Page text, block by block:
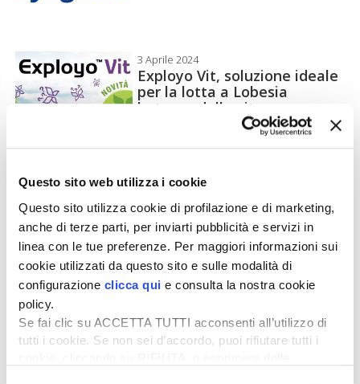
Questo sito web utilizza i cookie
Questo sito utilizza cookie di profilazione e di marketing,
anche di terze parti, per inviarti pubblicità e servizi in
linea con le tue preferenze. Per maggiori informazioni sui
cookie utilizzati da questo sito e sulle modalità di
configurazione clicca qui e consulta la nostra cookie
policy.
Se fai clic su ACCETTA TUTTI acconsenti all’utilizzo di
tutti i cookie. Se non sei d’accordo, puoi rifiutare tutti i
3 Aprile 2024
Exployo Vit, soluzione ideale
per la lotta a Lobesia
botrana della vite
Syngenta e Valagro,
nutrizione della vite
10 Marzo 2023
Scaglia a capo di Syngenta
Italia